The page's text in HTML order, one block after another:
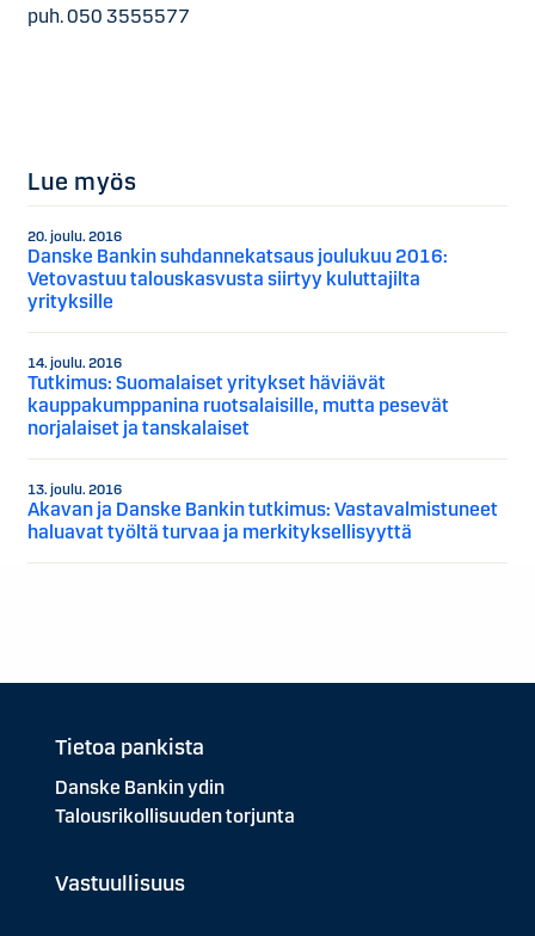
puh. 050 3555577
Lue myös
20. joulu. 2016
Danske Bankin suhdannekatsaus joulukuu 2016:
Vetovastuu talouskasvusta siirtyy kuluttajilta
yrityksille
14. joulu. 2016
Tutkimus: Suomalaiset yritykset häviävät
kauppakumppanina ruotsalaisille, mutta pesevät
norjalaiset ja tanskalaiset
13. joulu. 2016
Akavan ja Danske Bankin tutkimus: Vastavalmistuneet
haluavat työltä turvaa ja merkityksellisyyttä
Tietoa pankista
Danske Bankin ydin
Talousrikollisuuden torjunta
Vastuullisuus